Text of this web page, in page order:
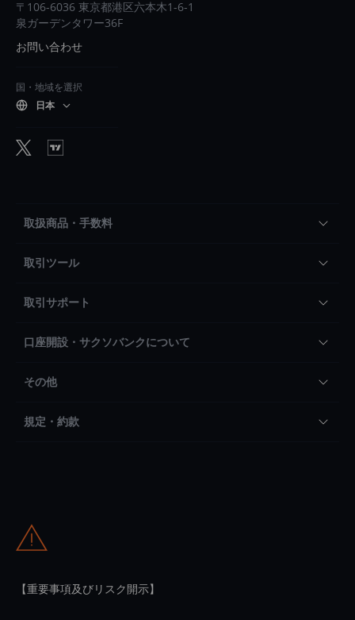
〒106-6036 東京都港区六本木1-6-1
泉ガーデンタワー36F
お問い合わせ
国・地域を選択
日本
取扱商品・手数料
取引ツール
取引サポート
口座開設・サクソバンクについて
その他
規定・約款
【重要事項及びリスク開示】